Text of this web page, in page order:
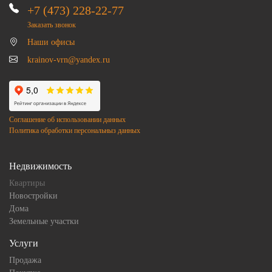
+7 (473) 228-22-77
Заказать звонок
Наши офисы
krainov-vrn@yandex.ru
Соглашение об использовании данных
Политика обработки персональныз данных
Недвижимость
Квартиры
Новостройки
Дома
Земельные участки
Услуги
Продажа